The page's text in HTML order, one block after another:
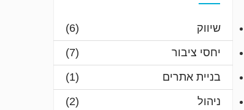
שיווק
(6)
יחסי ציבור
(7)
בניית אתרים
(1)
ניהול
(2)